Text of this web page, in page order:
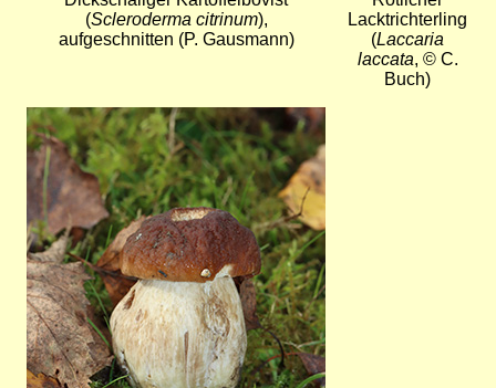
(Scleroderma citrinum),
aufgeschnitten (P. Gausmann)
Lacktrichterling
(Laccaria
laccata, © C.
Buch)
Bild